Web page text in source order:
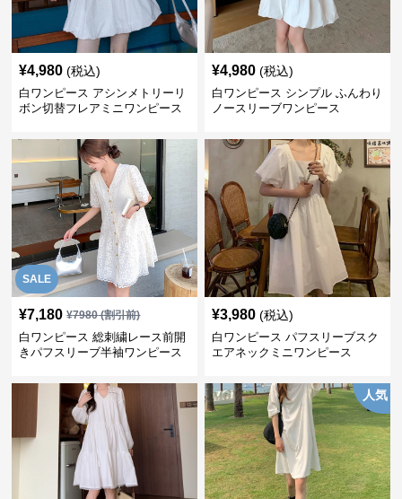
¥4,980 (税込)
白ワンピース アシンメトリーリ
ボン切替フレアミニワンピース
¥4,980 (税込)
白ワンピース シンプル ふんわり
ノースリーブワンピース
SALE
¥7,180 ¥7980(割引前)
白ワンピース 総刺繍レース前開
きパフスリーブ半袖ワンピース
¥3,980 (税込)
白ワンピース パフスリーブスク
エアネックミニワンピース
人気